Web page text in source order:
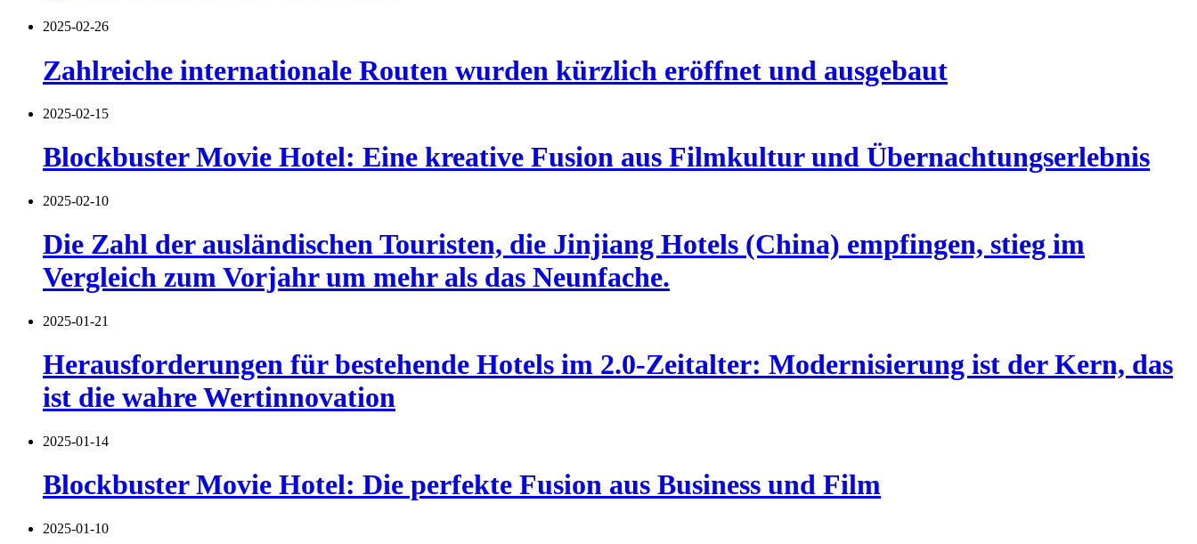
2025-02-26
Zahlreiche internationale Routen wurden kürzlich eröffnet und ausgebaut
2025-02-15
Blockbuster Movie Hotel: Eine kreative Fusion aus Filmkultur und Übernachtungserlebnis
2025-02-10
Die Zahl der ausländischen Touristen, die Jinjiang Hotels (China) empfingen, stieg im
Vergleich zum Vorjahr um mehr als das Neunfache.
2025-01-21
Herausforderungen für bestehende Hotels im 2.0-Zeitalter: Modernisierung ist der Kern, das
ist die wahre Wertinnovation
2025-01-14
Blockbuster Movie Hotel: Die perfekte Fusion aus Business und Film
2025-01-10